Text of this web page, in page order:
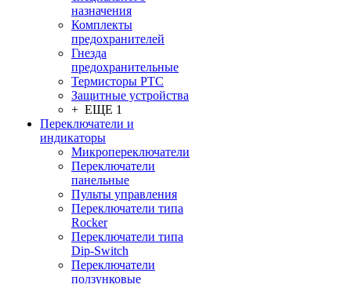
назначения
Комплекты
предохранителей
Гнезда
предохранительные
Термисторы PTC
Защитные устройства
+ ЕЩЕ 1
Переключатели и
индикаторы
Микропереключатели
Переключатели
панельные
Пульты управления
Переключатели типа
Rocker
Переключатели типа
Dip-Switch
Переключатели
ползунковые